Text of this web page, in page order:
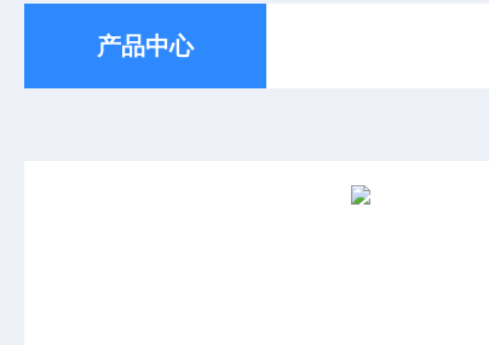
产品中心